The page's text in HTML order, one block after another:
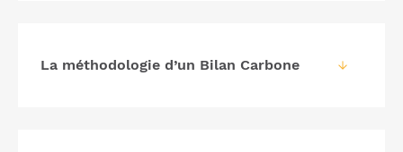
La méthodologie d’un Bilan Carbone